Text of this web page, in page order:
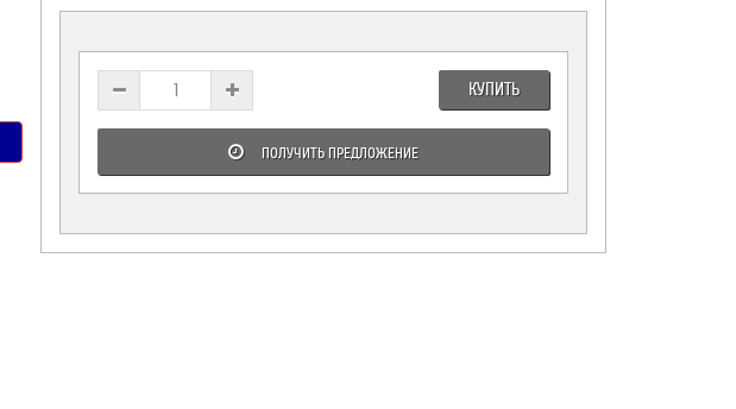
КУПИТЬ
ПОЛУЧИТЬ ПРЕДЛОЖЕНИЕ